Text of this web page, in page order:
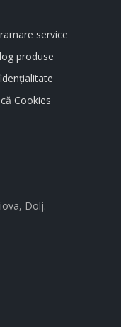
service
produse
Cookies
Dolj.